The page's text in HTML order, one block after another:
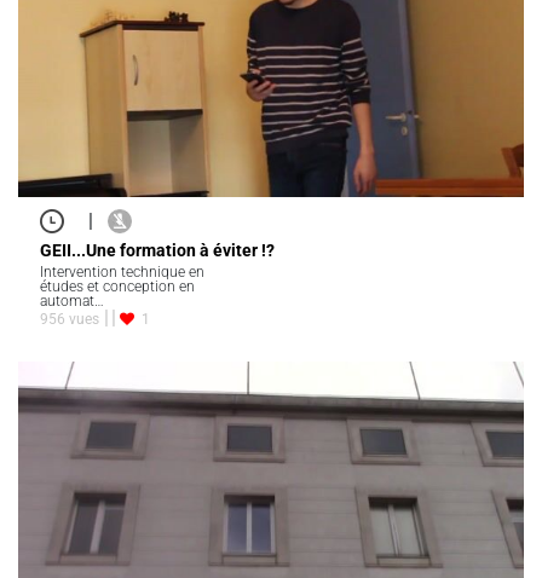
|
GEII...Une formation à éviter !?
Intervention technique en
études et conception en
automat…
956 vues
1